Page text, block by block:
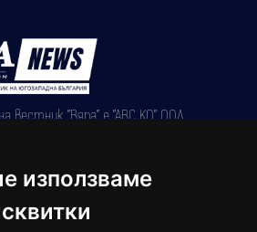
използваме
вестник "Вяра" е "АВС КО" ООД,
година.
43